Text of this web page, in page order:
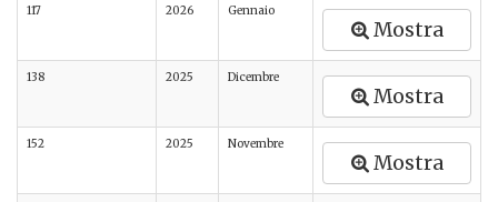
117 2026 Gennaio
Mostra
138 2025 Dicembre
Mostra
152 2025 Novembre
Mostra